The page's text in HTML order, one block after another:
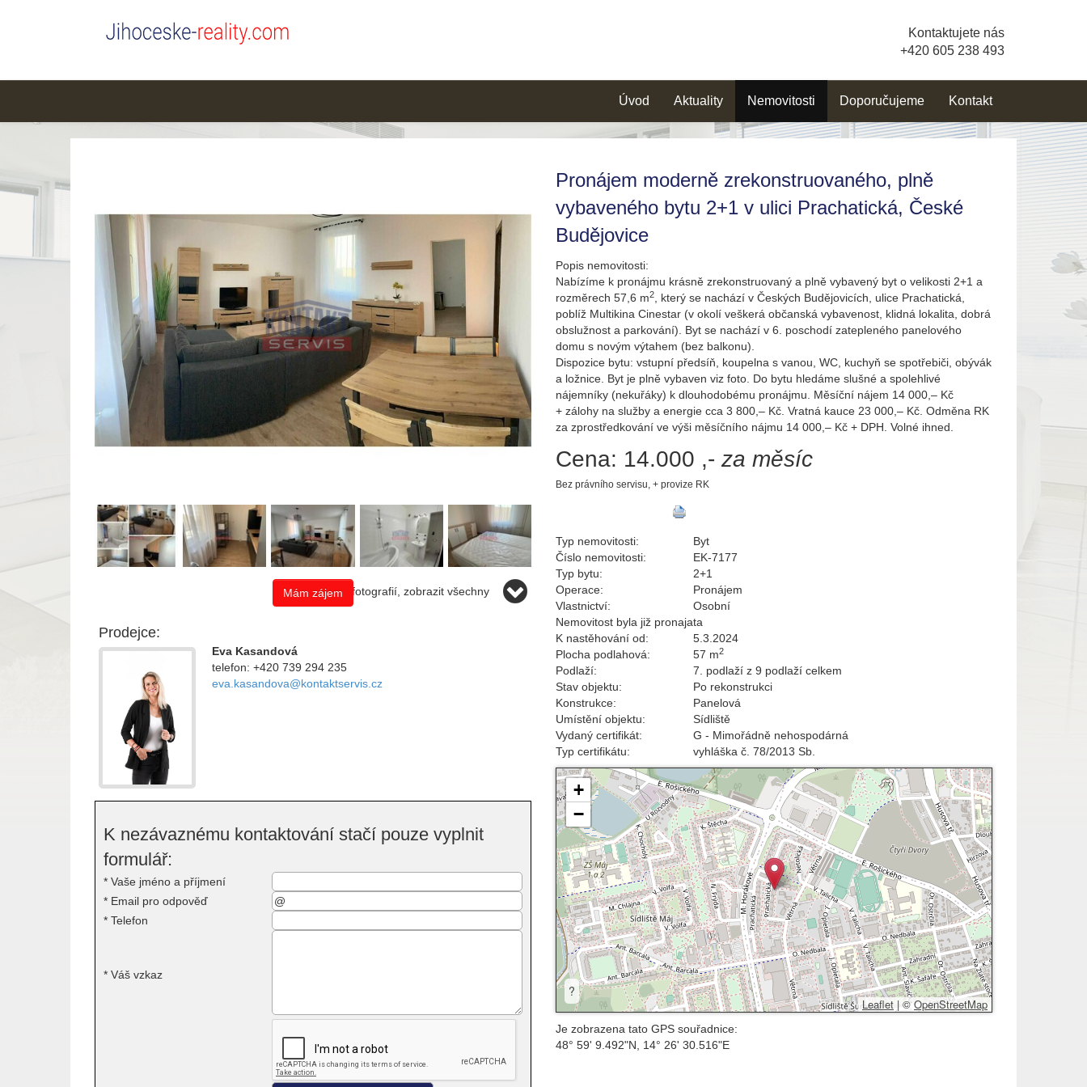
Kontaktujete nás
+420 605 238 493
Úvod Aktuality Nemovitosti Doporučujeme Kontakt
Celkem 8 fotografií, zobrazit všechny
Mám zájem
Prodejce:
Eva Kasandová
telefon: +420 739 294 235
eva.kasandova@kontaktservis.cz
K nezávaznému kontaktování stačí pouze vyplnit
formulář:
* Vaše jméno a příjmení
* Email pro odpověď
* Telefon
* Váš vzkaz
Pronájem moderně zrekonstruovaného, plně
vybaveného bytu 2+1 v ulici Prachatická, České
Budějovice
Popis nemovitosti:
Nabízíme k pronájmu krásně zrekonstruovaný a plně vybavený byt o velikosti 2+1 a
rozměrech 57,6 m2
, který se nachází v Českých Budějovicích, ulice Prachatická,
poblíž Multikina Cinestar (v okolí veškerá občanská vybavenost, klidná lokalita, dobrá
obslužnost a parkování). Byt se nachází v 6. poschodí zatepleného panelového
domu s novým výtahem (bez balkonu).
Dispozice bytu: vstupní předsíň, koupelna s vanou, WC, kuchyň se spotřebiči, obývák
a ložnice. Byt je plně vybaven viz foto. Do bytu hledáme slušné a spolehlivé
nájemníky (nekuřáky) k dlouhodobému pronájmu. Měsíční nájem 14 000,– Kč
+ zálohy na služby a energie cca 3 800,– Kč. Vratná kauce 23 000,– Kč. Odměna RK
za zprostředkování ve výši měsíčního nájmu 14 000,– Kč + DPH. Volné ihned.
Cena: 14.000 ,- za měsíc
Bez právního servisu, + provize RK
Typ nemovitosti:
Byt
Číslo nemovitosti:
EK-7177
Typ bytu:
2+1
Operace:
Pronájem
Vlastnictví:
Osobní
Nemovitost byla již pronajata
K nastěhování od:
5.3.2024
Plocha podlahová:
57 m2
Podlaží:
7. podlaží z 9 podlaží celkem
Stav objektu:
Po rekonstrukci
Konstrukce:
Panelová
Umístění objektu:
Sídliště
Vydaný certifikát:
G - Mimořádně nehospodárná
Typ certifikátu:
vyhláška č. 78/2013 Sb.
+
−
?
Leaflet | ©OpenStreetMap
Je zobrazena tato GPS souřadnice:
48° 59' 9.492"N, 14° 26' 30.516"E